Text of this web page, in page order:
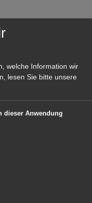
Hamburg
jeder hält
später
Lässt
auch wenn
die große
welche Information wir
lesen Sie bitte unsere
dieser Anwendung